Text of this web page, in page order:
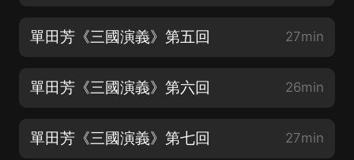
單田芳《三國演義》第五回 27min
單田芳《三國演義》第六回 26min
單田芳《三國演義》第七回 27min